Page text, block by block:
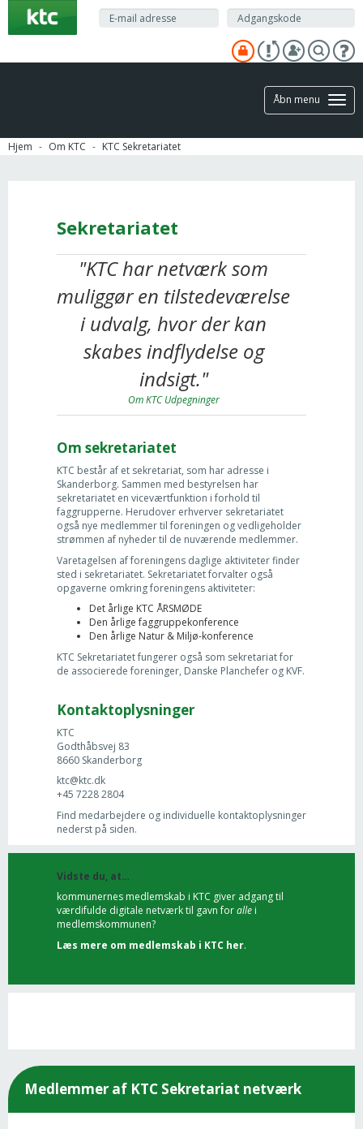
hovedindhold
Åbn menu
Hjem Om KTC KTC Sekretariatet
Sekretariatet
"KTC har netværk som
muliggør en tilstedeværelse
i udvalg, hvor der kan
skabes indflydelse og
indsigt."
Om KTC Udpegninger
Om sekretariatet
KTC består af et sekretariat, som har adresse i
Skanderborg. Sammen med bestyrelsen har
sekretariatet en viceværtfunktion i forhold til
faggrupperne. Herudover erhverver sekretariatet
også nye medlemmer til foreningen og vedligeholder
strømmen af nyheder til de nuværende medlemmer.
Varetagelsen af foreningens daglige aktiviteter finder
sted i sekretariatet. Sekretariatet forvalter også
opgaverne omkring foreningens aktiviteter:
Det årlige KTC ÅRSMØDE
Den årlige faggruppekonference
Den årlige Natur & Miljø-konference
KTC Sekretariatet fungerer også som sekretariat for
de associerede foreninger, Danske Planchefer og KVF.
Kontaktoplysninger
KTC
Godthåbsvej 83
8660 Skanderborg
ktc@ktc.dk
+45 7228 2804
Find medarbejdere og individuelle kontaktoplysninger
nederst på siden.
Vidste du, at…
kommunernes medlemskab i KTC giver adgang til
værdifulde digitale netværk til gavn foralle i
medlemskommunen?
Læs mere om medlemskab i KTC her.
Medlemmer af KTC Sekretariat netværk